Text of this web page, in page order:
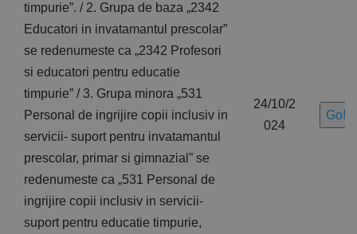
timpurie”. / 2. Grupa de baza „2342
Educatori in invatamantul prescolar”
se redenumeste ca „2342 Profesori
si educatori pentru educatie
timpurie” / 3. Grupa minora „531
Personal de ingrijire copii inclusiv in
servicii- suport pentru invatamantul
prescolar, primar si gimnazial” se
redenumeste ca „531 Personal de
ingrijire copii inclusiv in servicii-
suport pentru educatie timpurie,
24/10/2
024
Go!